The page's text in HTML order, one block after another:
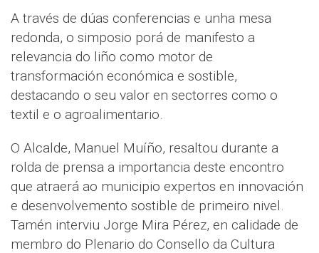
A través de dúas conferencias e unha mesa
redonda, o simposio porá de manifesto a
relevancia do liño como motor de
transformación económica e sostible,
destacando o seu valor en sectorres como o
textil e o agroalimentario.
O Alcalde, Manuel Muíño, resaltou durante a
rolda de prensa a importancia deste encontro
que atraerá ao municipio expertos en innovación
e desenvolvemento sostible de primeiro nivel.
Tamén interviu Jorge Mira Pérez, en calidade de
membro do Plenario do Consello da Cultura